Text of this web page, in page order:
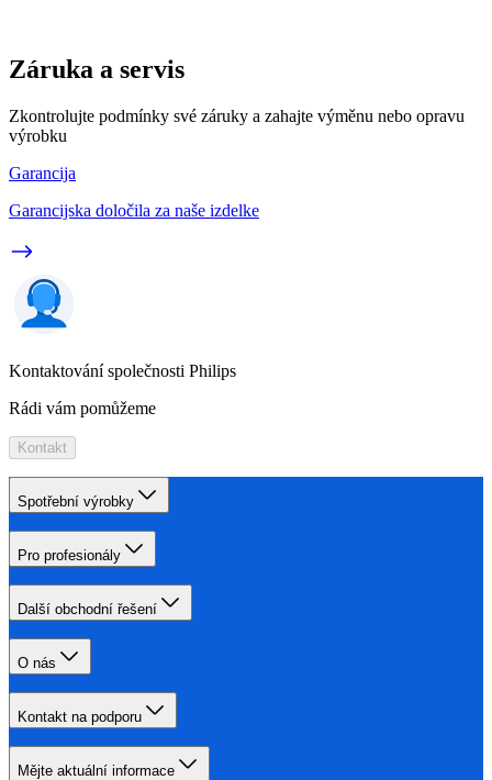
Záruka a servis
Zkontrolujte podmínky své záruky a zahajte výměnu nebo opravu
výrobku
Garancija
Garancijska določila za naše izdelke
Kontaktování společnosti Philips
Rádi vám pomůžeme
Kontakt
Spotřební výrobky
Pro profesionály
Další obchodní řešení
O nás
Kontakt na podporu
Mějte aktuální informace